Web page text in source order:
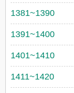
1381~1390
1391~1400
1401~1410
1411~1420